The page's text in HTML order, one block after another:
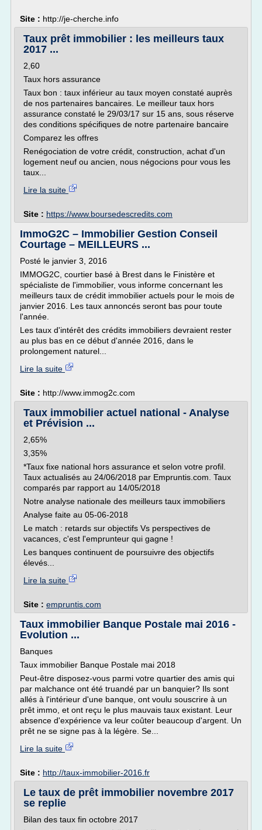
Site : http://je-cherche.info
Taux prêt immobilier : les meilleurs taux
2017 ...
2,60
Taux hors assurance
Taux bon : taux inférieur au taux moyen constaté auprès
de nos partenaires bancaires. Le meilleur taux hors
assurance constaté le 29/03/17 sur 15 ans, sous réserve
des conditions spécifiques de notre partenaire bancaire
Comparez les offres
Renégociation de votre crédit, construction, achat d'un
logement neuf ou ancien, nous négocions pour vous les
taux...
Lire la suite
Site : https://www.boursedescredits.com
ImmoG2C – Immobilier Gestion Conseil
Courtage – MEILLEURS ...
Posté le janvier 3, 2016
IMMOG2C, courtier basé à Brest dans le Finistère et
spécialiste de l'immobilier, vous informe concernant les
meilleurs taux de crédit immobilier actuels pour le mois de
janvier 2016. Les taux annoncés seront bas pour toute
l'année.
Les taux d'intérêt des crédits immobiliers devraient rester
au plus bas en ce début d'année 2016, dans le
prolongement naturel...
Lire la suite
Site : http://www.immog2c.com
Taux immobilier actuel national - Analyse
et Prévision ...
2,65%
3,35%
*Taux fixe national hors assurance et selon votre profil.
Taux actualisés au 24/06/2018 par Empruntis.com. Taux
comparés par rapport au 14/05/2018
Notre analyse nationale des meilleurs taux immobiliers
Analyse faite au 05-06-2018
Le match : retards sur objectifs Vs perspectives de
vacances, c'est l'emprunteur qui gagne !
Les banques continuent de poursuivre des objectifs
élevés...
Lire la suite
Site : empruntis.com
Taux immobilier Banque Postale mai 2016 -
Evolution ...
Banques
Taux immobilier Banque Postale mai 2018
Peut-être disposez-vous parmi votre quartier des amis qui
par malchance ont été truandé par un banquier? Ils sont
allés à l'intérieur d'une banque, ont voulu souscrire à un
prêt immo, et ont reçu le plus mauvais taux existant. Leur
absence d'expérience va leur coûter beaucoup d'argent. Un
prêt ne se signe pas à la légère. Se...
Lire la suite
Site : http://taux-immobilier-2016.fr
Le taux de prêt immobilier novembre 2017
se replie
Bilan des taux fin octobre 2017